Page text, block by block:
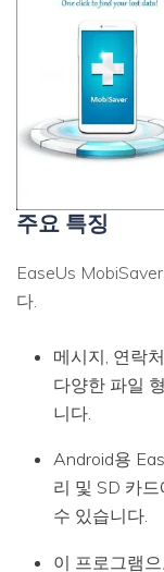
주요 특징
EaseUs
다.
메시지, 연락
다양한 파일
니다.
Android용
리 및 SD 카
수 있습니다.
이 프로그램